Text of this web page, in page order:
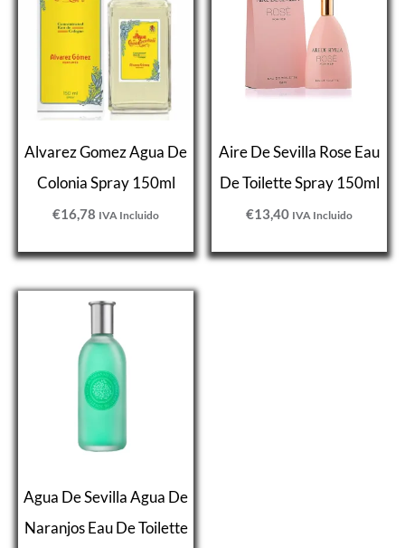
Alvarez Gomez Agua De
Colonia Spray 150ml
€16,78 IVA Incluido
Aire De Sevilla Rose Eau
De Toilette Spray 150ml
€13,40 IVA Incluido
Agua De Sevilla Agua De
Naranjos Eau De Toilette